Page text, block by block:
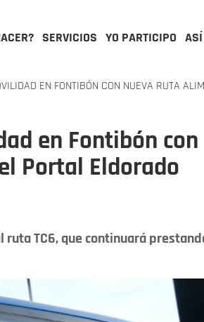
SERVICIOS YO PARTICIPO
EN FONTIBÓN CON NUEVA RUTA
en Fontibón con
Portal Eldorado
ruta TC6, que continuará